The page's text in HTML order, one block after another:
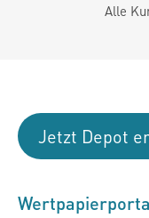
Alle
Jetzt Depot